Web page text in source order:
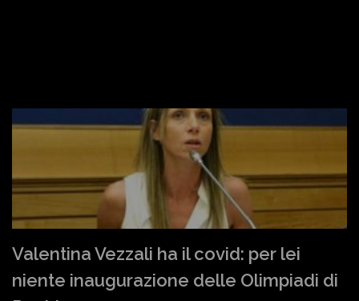
Valentina Vezzali ha il covid: per lei
niente inaugurazione delle Olimpiadi di